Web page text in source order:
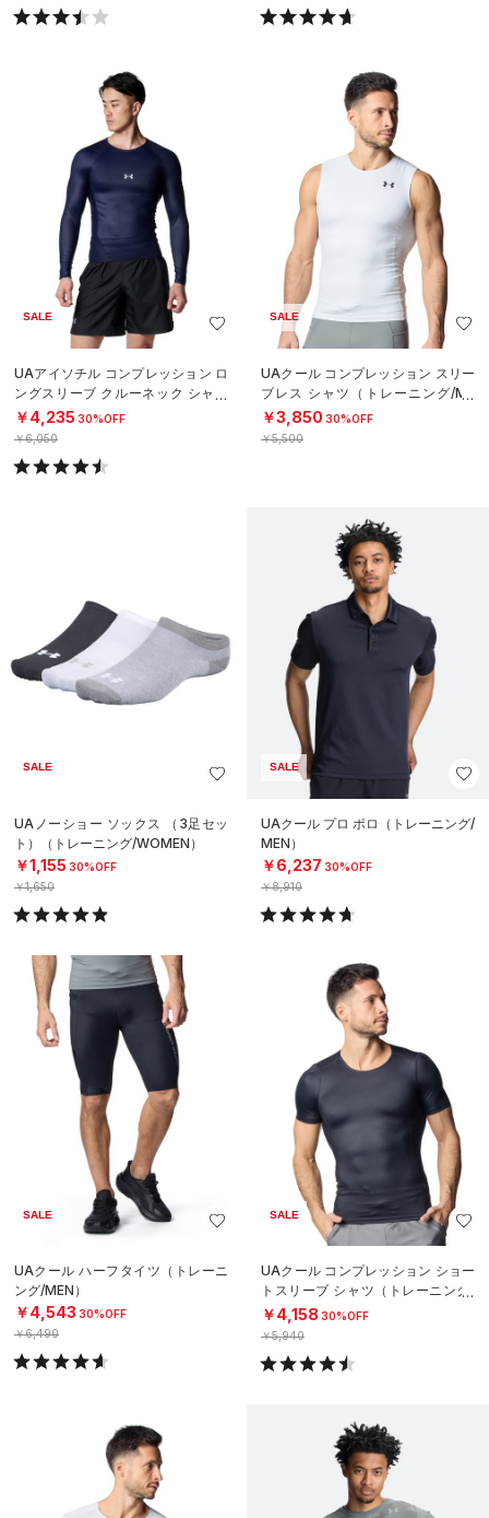
SALE
UAアイソチル コンプレッション ロ
ングスリーブ クルーネック シャツ
（ベースボール/MEN）
￥4,235 30%OFF
￥6,050
SALE
UAクール コンプレッション スリー
ブレス シャツ（トレーニング/ME
N）
￥3,850 30%OFF
￥5,500
SALE
UAノーショー ソックス （3足セッ
ト）（トレーニング/WOMEN）
￥1,155 30%OFF
￥1,650
SALE
UAクール プロ ポロ（トレーニング/
MEN）
￥6,237 30%OFF
￥8,910
SALE
UAクール ハーフタイツ（トレーニ
ング/MEN）
￥4,543 30%OFF
￥6,490
SALE
UAクール コンプレッション ショー
トスリーブ シャツ（トレーニング/
MEN）
￥4,158 30%OFF
￥5,940